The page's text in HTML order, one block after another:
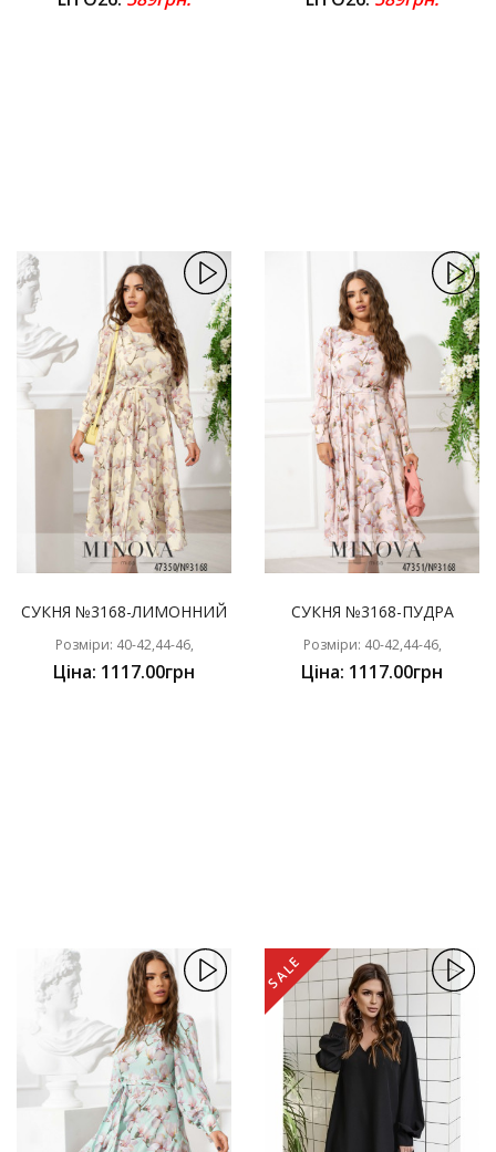
СУКНЯ №3168-ЛИМОННИЙ
Розміри: 40-42,44-46,
Ціна: 1117.00грн
СУКНЯ №3168-ПУДРА
Розміри: 40-42,44-46,
Ціна: 1117.00грн
SALE